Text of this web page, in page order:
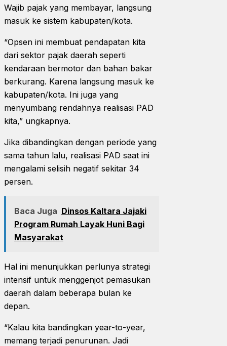
Wajib pajak yang membayar, langsung
masuk ke sistem kabupaten/kota.
“Opsen ini membuat pendapatan kita
dari sektor pajak daerah seperti
kendaraan bermotor dan bahan bakar
berkurang. Karena langsung masuk ke
kabupaten/kota. Ini juga yang
menyumbang rendahnya realisasi PAD
kita,” ungkapnya.
Jika dibandingkan dengan periode yang
sama tahun lalu, realisasi PAD saat ini
mengalami selisih negatif sekitar 34
persen.
Baca Juga Dinsos Kaltara Jajaki
Program Rumah Layak Huni Bagi
Masyarakat
Hal ini menunjukkan perlunya strategi
intensif untuk menggenjot pemasukan
daerah dalam beberapa bulan ke
depan.
“Kalau kita bandingkan year-to-year,
memang terjadi penurunan. Jadi